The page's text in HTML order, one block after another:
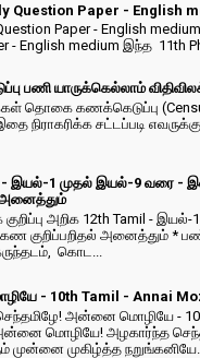
Question Paper - English
Paper - English
- English medium இந்த 11th
பணி யாருக்கெல்லாம்
தொகை கணக்கெடுப்பு
நிராகரிக்க சட்டப்படி
- இயல்-1 முதல் இயல்-9 வரை -
அனைத்தும்
அறிக 12th Tamil -
குறிப்பறிதல் அனைத்தும் *
கொட...
- 10th Tamil - Annai
அன்னை மொழியே -
மொழியே! அழகார்ந்த
முன்னை முகிழ்த்த நறுங்கனியே...